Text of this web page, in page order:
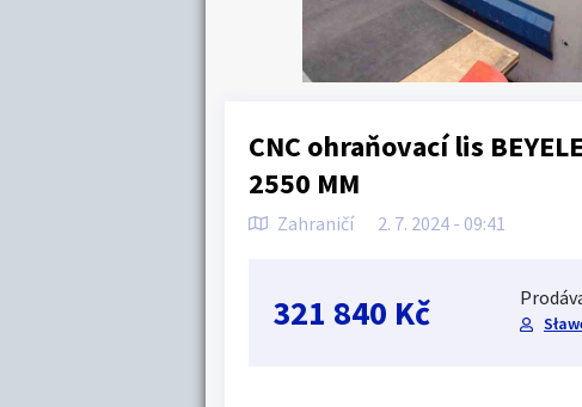
CNC ohraňovací lis
2550 MM
Zahraničí 2. 7. 2024 - 09:41
321 840 Kč